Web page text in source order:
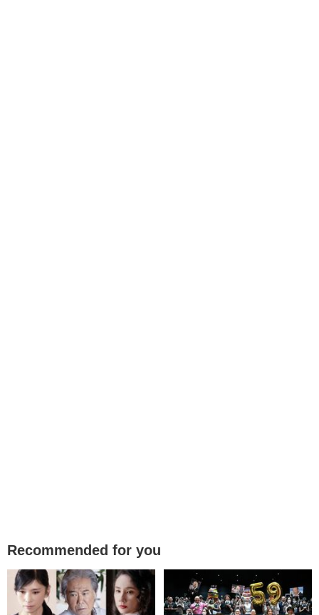
Recommended for you